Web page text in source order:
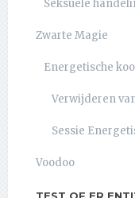
Seksuele
Zwarte Magie
Energetische
Verwijderen
Sessie
Voodoo